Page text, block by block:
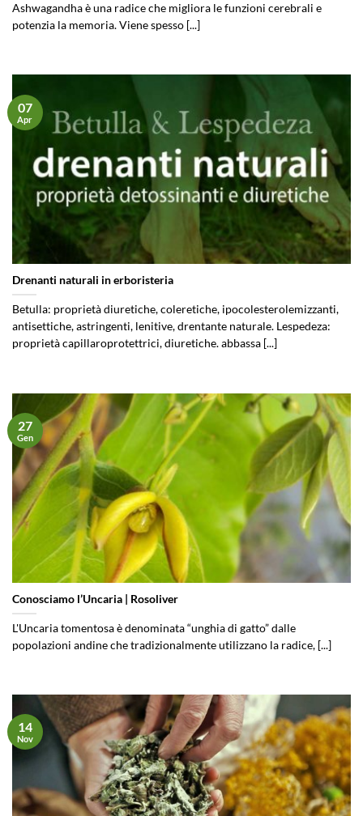
Ashwagandha è una radice che migliora le funzioni cerebrali e
potenzia la memoria. Viene spesso [...]
Drenanti naturali in erboristeria
Betulla: proprietà diuretiche, coleretiche, ipocolesterolemizzanti,
antisettiche, astringenti, lenitive, drentante naturale​. Lespedeza:
proprietà capillaroprotettrici, diuretiche. abbassa [...]
07
Apr
Conosciamo l’Uncaria | Rosoliver
L'Uncaria tomentosa è denominata “unghia di gatto” dalle
popolazioni andine che tradizionalmente utilizzano la radice, [...]
27
Gen
14
Nov